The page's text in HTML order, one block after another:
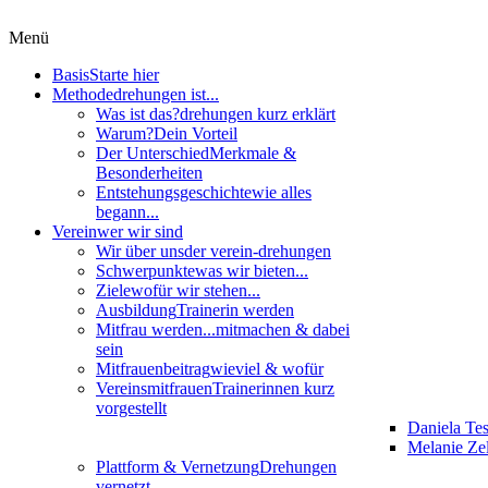
Menü
BasisStarte hier
Methodedrehungen ist...
Was ist das?drehungen kurz erklärt
Warum?Dein Vorteil
Der UnterschiedMerkmale &
Besonderheiten
Entstehungsgeschichtewie alles
begann...
Vereinwer wir sind
Wir über unsder verein-drehungen
Schwerpunktewas wir bieten...
Zielewofür wir stehen...
AusbildungTrainerin werden
Mitfrau werden...mitmachen & dabei
sein
Mitfrauenbeitragwieviel & wofür
VereinsmitfrauenTrainerinnen kurz
vorgestellt
Daniela
Melanie
Plattform & VernetzungDrehungen